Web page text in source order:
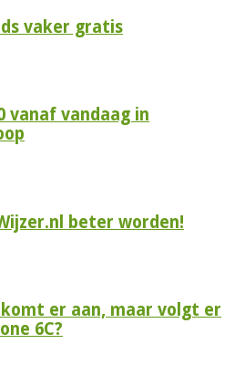
vaker gratis
vanaf vandaag in
beter worden!
er aan, maar volgt er
6C?